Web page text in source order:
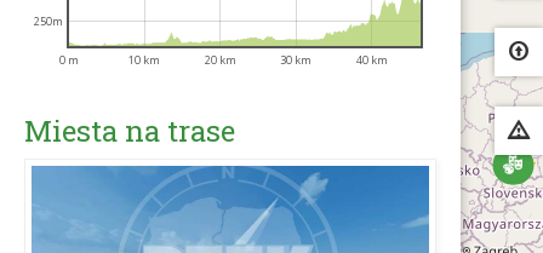
0 m 10 km 20 km 30 km 40 km
250m
Miesta na trase